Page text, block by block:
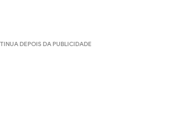
DEPOIS DA PUBLICIDADE